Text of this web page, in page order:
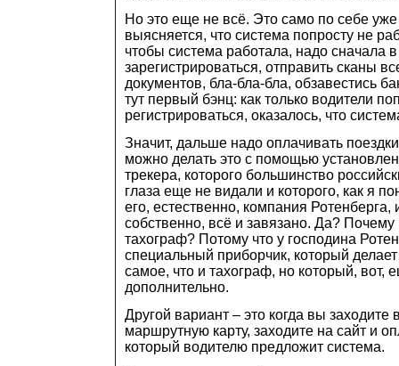
Но это еще не всё. Это само по себе
выясняется, что система попросту не
чтобы система работала, надо сначала
зарегистрироваться, отправить сканы
документов, бла-бла-бла, обзавестись
тут первый бэнц: как только водители
регистрироваться, оказалось, что
Значит, дальше надо оплачивать
можно делать это с помощью
трекера, которого большинство
глаза еще не видали и которого, как я
его, естественно, компания Ротенберга,
собственно, всё и завязано. Да? Почему
тахограф? Потому что у господина
специальный приборчик, который
самое, что и тахограф, но который, вот,
дополнительно.
Другой вариант – это когда вы заходите
маршрутную карту, заходите на сайт и
который водителю предложит система.